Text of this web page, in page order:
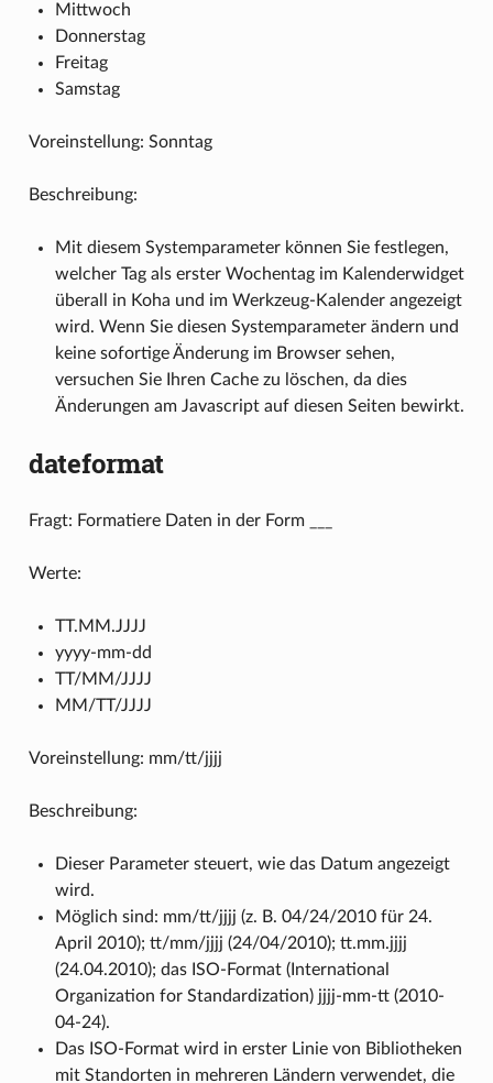
Mittwoch
Donnerstag
Freitag
Samstag
Voreinstellung: Sonntag
Beschreibung:
Mit diesem Systemparameter können Sie festlegen,
welcher Tag als erster Wochentag im Kalenderwidget
überall in Koha und im Werkzeug-Kalender angezeigt
wird. Wenn Sie diesen Systemparameter ändern und
keine sofortige Änderung im Browser sehen,
versuchen Sie Ihren Cache zu löschen, da dies
Änderungen am Javascript auf diesen Seiten bewirkt.
dateformat
Fragt: Formatiere Daten in der Form ___
Werte:
TT.MM.JJJJ
yyyy-mm-dd
TT/MM/JJJJ
MM/TT/JJJJ
Voreinstellung: mm/tt/jjjj
Beschreibung:
Dieser Parameter steuert, wie das Datum angezeigt
wird.
Möglich sind: mm/tt/jjjj (z. B. 04/24/2010 für 24.
April 2010); tt/mm/jjjj (24/04/2010); tt.mm.jjjj
(24.04.2010); das ISO-Format (International
Organization for Standardization) jjjj-mm-tt (2010-
04-24).
Das ISO-Format wird in erster Linie von Bibliotheken
mit Standorten in mehreren Ländern verwendet, die